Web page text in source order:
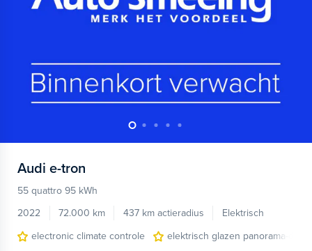
Audi e-tron
55 quattro 95 kWh
2022
72.000 km 437 km actieradius
Elektrisch
electronic climate controle
elektrisch glazen panorama-dak